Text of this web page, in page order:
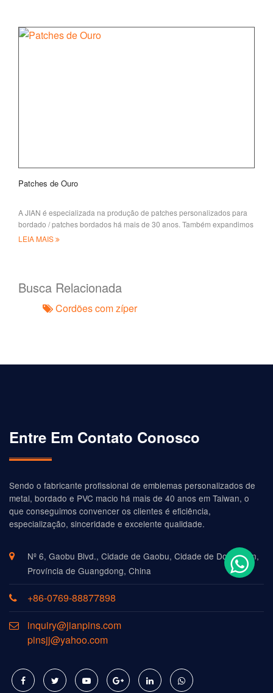
Patches de Ouro
A JIAN é especializada na produção de patches personalizados para
bordado / patches bordados há mais de 30 anos. Também expandimos
nosso produto de tecidos
LEIA MAIS
Busca Relacionada
Cordões com zíper
Entre Em Contato Conosco
Sendo o fabricante profissional de emblemas personalizados de
metal, bordado e PVC macio há mais de 40 anos em Taiwan, o
que conseguimos convencer os clientes é eficiência,
especialização, sinceridade e excelente qualidade.
Nº 6, Gaobu Blvd., Cidade de Gaobu, Cidade de Dongguan,
Província de Guangdong, China
+86-0769-88877898
inquiry@jianpins.com
pinsjj@yahoo.com